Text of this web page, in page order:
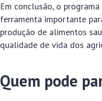
Em conclusão, o
ferramenta importante
produção de alimentos
qualidade de vida dos
Quem pode